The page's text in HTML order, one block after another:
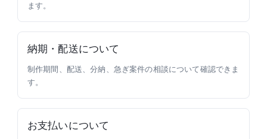
ます。
納期・配送について
制作期間、配送、分納、急ぎ案件の相談について確認できま
す。
お支払いについて